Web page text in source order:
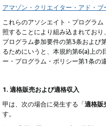
アマゾン・クリエイター・アド・
これらのアソシエイト・プログラム
照することにより組み込まれてお
プログラム参加要件の第3条および
るためにいうと、本規約第6(a)上の
ー・プログラム・ポリシー第1条の
1. 適格販売および適格収入
甲は、次の場合に発生する「適格販
す。